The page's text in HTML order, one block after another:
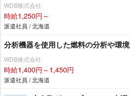
WDB株式会社
時給1,250円～
派遣社員 / 北海道
分析機器を使用した燃料の分析や環
WDB株式会社
時給1,400円～1,450円
派遣社員 / 北海道